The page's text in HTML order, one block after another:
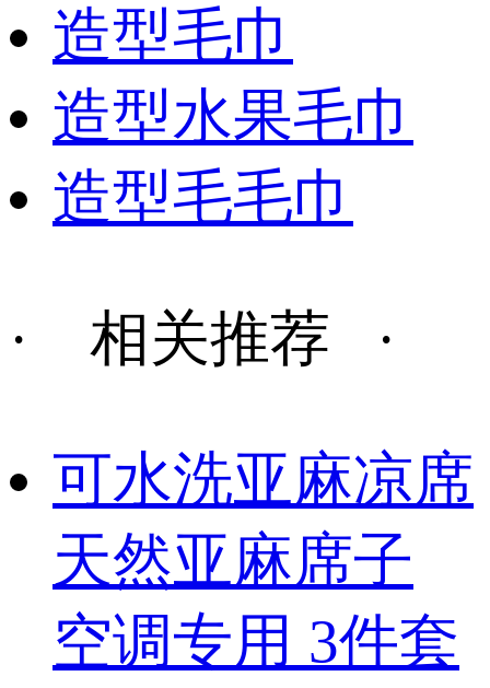
造型毛巾
造型水果毛巾
造型毛毛巾
· 相关推荐 ·
可水洗亚麻凉席
天然亚麻席子
空调专用 3件套